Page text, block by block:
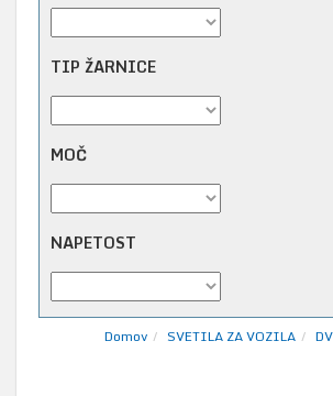
TIP ŽARNICE
MOČ
NAPETOST
Domov SVETILA ZA VOZILA